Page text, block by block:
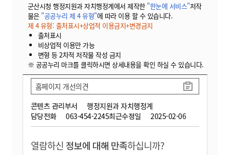
군산시청 행정지원과 자치행정계에서 제작한 "한눈에 서비스"저작
물은 "공공누리 제 4 유형"에 따라 이용 할 수 있습니다.
제 4 유형: 출처표시+상업적 이용금지+변경금지
출처표시
비상업적 이용만 가능
변형 등 2차적 저작물 작성 금지
※ 공공누리 마크를 클릭하시면 상세내용을 확인 하실 수 있습니다.
콘텐츠 관리부서
행정지원과 자치행정계
담당전화
063-454-2245최근수정일 2025-02-06
홈페이지 개선의견
열람하신 정보에 대해 만족하십니까?